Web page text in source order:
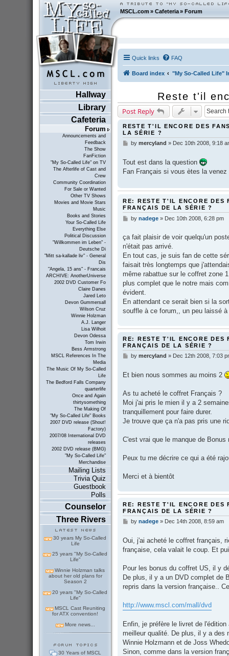
MSCL.com»Cafeteria »Forum
Hallway
Library
Cafeteria
Forum
Announcements and
Feedback
The Show
FanFiction
"My So-Called Life" on TV
The Afterlife of Cast and
Crew
Community Coordination
For Sale or Wanted
Other TV Shows
Movies and Movie Stars
Music
Books and Stories
Your So-Called Life
Everything Else
Political Discussion
"Willkommen im Leben" -
Deutsche Di
"Mitt sa-kallade liv" - General
Dis
"Angela, 15 ans" - Francais
ARCHIVE: AnotherUniverse
2002 DVD Customer Fo
Claire Danes
Jared Leto
Devon Gummersall
Wilson Cruz
Winnie Holzman
A.J. Langer
Lisa Wilhoit
Devon Odessa
Tom Irwin
Bess Armstrong
MSCL References In The
Media
The Music Of My So-Called
Life
The Bedford Falls Company
quarterlife
Once and Again
thirtysomething
The Making Of
"My So-Called Life" Books
2007 DVD release (Shout!
Factory)
2007/08 International DVD
releases
2002 DVD release (BMG)
"My So-Called Life"
Merchandise
Mailing Lists
Trivia Quiz
Guestbook
Polls
Counselor
Three Rivers
30 years My So-Called
Life
25 years "My So-Called
Life"
Winnie Holzman talks
about her old plans for
Season 2
20 years "My So-Called
Life"
MSCL Cast Reuniting
for ATX convention!
More news...
30 Years of MSCL
Quick links FAQ
Board index "My So-Called Life"
Reste t'il
Post Reply
RESTE T'IL ENCORE DES
LA SÉRIE ?
P
t
by mercyland » Dec 10th 2008, 9:18
Tout est dans la question
Fan Français si vous ètes la
RE: RESTE T'IL ENCORE DES
FRANÇAIS DE LA SÉRIE ?
P
t
by nadege» Dec 10th 2008, 6:28 pm
ça fait plaisir de voir quelqu'un
n'était pas arrivé.
En tout cas, je suis fan de cette
faisait très longtemps que
même rabattue sur le coffret zone
plus complet que le notre mais
évident.
En attendant ce serait bien si la
souffle à ce forum,, un peu laissé
RE: RESTE T'IL ENCORE DES
FRANÇAIS DE LA SÉRIE ?
P
t
by mercyland » Dec 12th 2008, 7:03
Et bien nous sommes au moins 2
As tu acheté le coffret Français ?
Moi j'ai pris le mien il y a 2
tranquillement pour faire durer.
Je trouve que ça n'a pas pris une
C'est vrai que le manque de Bonus
Peux tu me décrire ce qui a été
Merci et à bientôt
RE: RESTE T'IL ENCORE DES
FRANÇAIS DE LA SÉRIE ?
P
t
by nadege» Dec 14th 2008, 8:59 am
Oui, j'ai acheté le coffret français,
française, cela valait le coup. Et
Pour les bonus du coffret US, il y
De plus, il y a un DVD complet de
repris dans la version française..
http://www.mscl.com/mall/dvd
Enfin, je préfère le livret de
meilleur qualité. De plus, il y a des
Winnie Holzmann et de Joss
Sinon, comme dans la version